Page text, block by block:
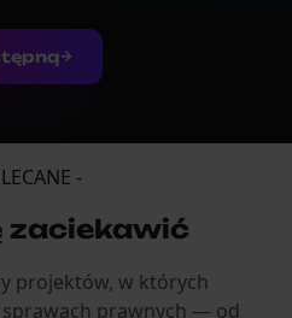
-
zaciekawić
projektów, w których
prawnych — od